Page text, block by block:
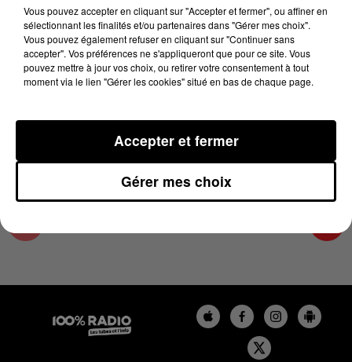
20 janvier 2025 - 4 min 32 sec
LES INFOS DE L'HÉRAULT DU 20/01/2025 À
18H00
Podcasts infos de l'Hérault
Vous pouvez accepter en cliquant sur "Accepter et fermer", ou affiner en
sélectionnant les finalités et/ou partenaires dans "Gérer mes choix".
Vous pouvez également refuser en cliquant sur "Continuer sans
accepter". Vos préférences ne s'appliqueront que pour ce site. Vous
pouvez mettre à jour vos choix, ou retirer votre consentement à tout
moment via le lien "Gérer les cookies" situé en bas de chaque page.
Gérer mes choix
Accepter et fermer